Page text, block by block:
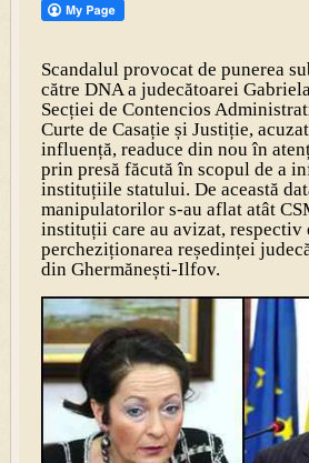
Scandalul provocat de punerea
către DNA a judecătoarei
Secției de Contencios
Curte de Casație și Justiție,
influență, readuce din nou în
prin presă făcută în scopul de a
instituțiile statului. De această
manipulatorilor s-au aflat atât
instituții care au avizat, respectiv
percheziționarea reședinței
din Ghermănești-Ilfov.